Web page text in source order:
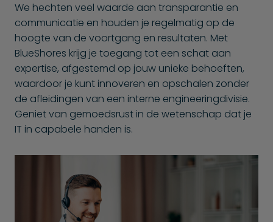
We hechten veel waarde aan transparantie en
communicatie en houden je regelmatig op de
hoogte van de voortgang en resultaten. Met
BlueShores krijg je toegang tot een schat aan
expertise, afgestemd op jouw unieke behoeften,
waardoor je kunt innoveren en opschalen zonder
de afleidingen van een interne engineering­divisie.
Geniet van gemoedsrust in de wetenschap dat je
IT in capabele handen is.